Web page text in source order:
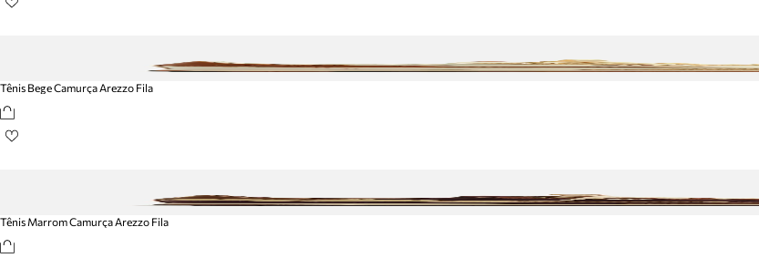
Tênis Bege Camurça Arezzo Fila
Tênis Marrom Camurça Arezzo Fila